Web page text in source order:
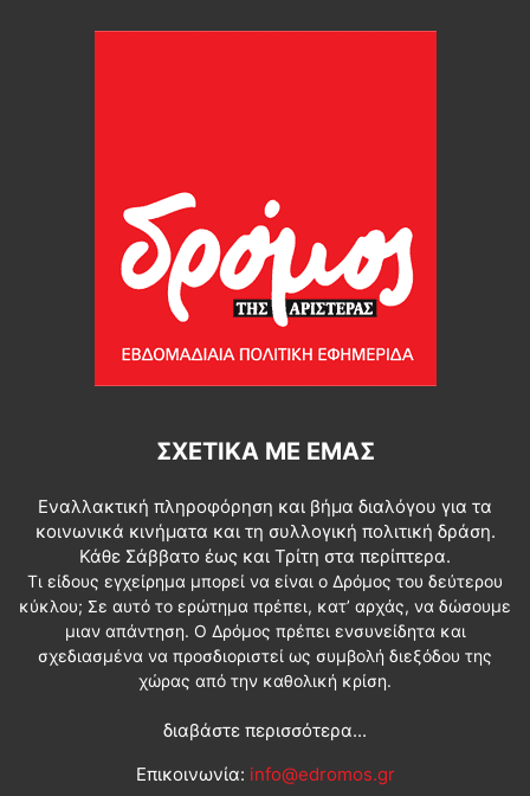
ΣΧΕΤΙΚΆ ΜΕ ΕΜΆΣ
Εναλλακτική πληροφόρηση και βήμα διαλόγου για τα
κοινωνικά κινήματα και τη συλλογική πολιτική δράση.
Κάθε Σάββατο έως και Τρίτη στα περίπτερα.
Τι είδους εγχείρημα μπορεί να είναι ο Δρόμος του δεύτερου
κύκλου; Σε αυτό το ερώτημα πρέπει, κατ’ αρχάς, να δώσουμε
μιαν απάντηση. Ο Δρόμος πρέπει ενσυνείδητα και
σχεδιασμένα να προσδιοριστεί ως συμβολή διεξόδου της
χώρας από την καθολική κρίση.
διαβάστε περισσότερα...
Επικοινωνία: info@edromos.gr